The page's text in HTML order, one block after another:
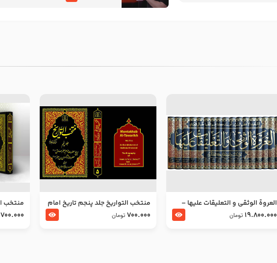
العروة الوثقى و التعليقات عليها –
طرح جدید
19.800.000 تومان
منتخب التواریخ جلد پنجم تاریخ امام
جعفر صادق و امام موسی بن جعفر
700.000 تومان
منتخب
زین
700.000